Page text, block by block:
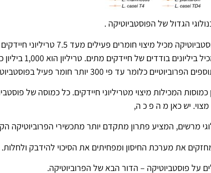
הגדול של הפוסטביוטיקה .
גרם אחד של פוסטביוטיקה מכיל
מצוי. יש כאן מ ה פ כ ה,
מרשים, המציע פתרון מתקדם יותר מתכשירי הפרוביוטיקה
מחזקים את מערכת החיסון ומפחיתים את הסיכוי להידבק ולחלות.